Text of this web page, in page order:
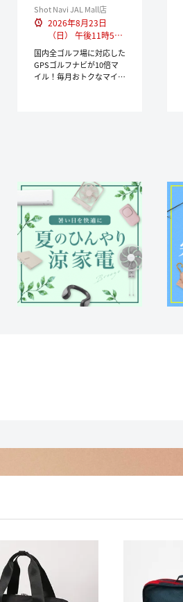
Shot Navi JAL Mall店
2026年8月23日
（日） 午後11時59
分まで
国内全ゴルフ場に対応した
GPSゴルフナビが10倍マ
イル！毎月おトクなマイル